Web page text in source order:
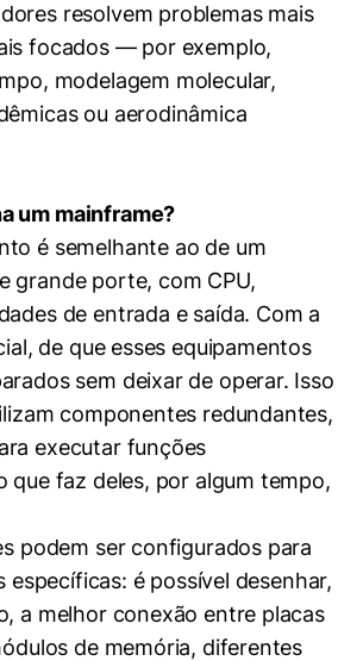
resolvem problemas mais
focados — por exemplo,
modelagem molecular,
ou aerodinâmica
um mainframe?
é semelhante ao de um
grande porte, com CPU,
de entrada e saída. Com a
de que esses equipamentos
sem deixar de operar. Isso
componentes redundantes,
executar funções
que faz deles, por algum tempo,
podem ser configurados para
específicas: é possível desenhar,
a melhor conexão entre placas
de memória, diferentes